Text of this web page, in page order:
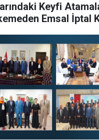
Keyfi
Emsal İptal